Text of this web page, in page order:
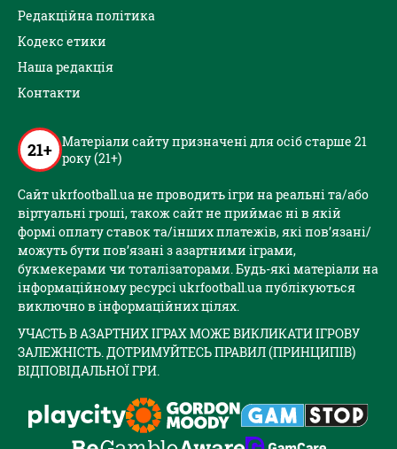
Редакційна політика
Кодекс етики
Наша редакція
Контакти
21+ Матеріали сайту призначені для осіб старше 21
року (21+)
Сайт ukrfootball.ua не проводить ігри на реальні та/або
віртуальні гроші, також сайт не приймає ні в якій
формі оплату ставок та/інших платежів, які пов’язані/
можуть бути пов’язані з азартними іграми,
букмекерами чи тоталізаторами. Будь-які матеріали на
інформаційному ресурсі ukrfootball.ua публікуються
виключно в інформаційних цілях.
УЧАСТЬ В АЗАРТНИХ ІГРАХ МОЖЕ ВИКЛИКАТИ ІГРОВУ
ЗАЛЕЖНІСТЬ. ДОТРИМУЙТЕСЬ ПРАВИЛ (ПРИНЦИПІВ)
ВІДПОВІДАЛЬНОЇ ГРИ.